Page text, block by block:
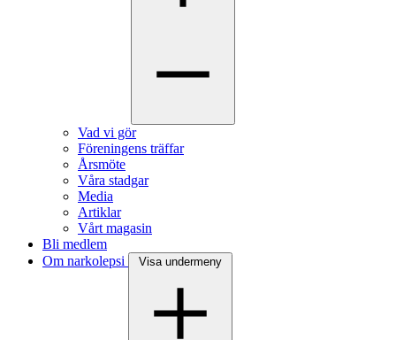
Vad vi gör
Föreningens träffar
Årsmöte
Våra stadgar
Media
Artiklar
Vårt magasin
Bli medlem
Om narkolepsi
Visa undermeny